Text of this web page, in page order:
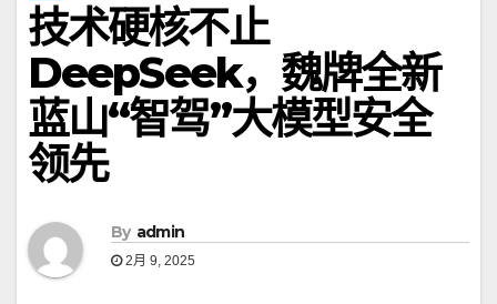
技术硬核不止
DeepSeek，魏牌全新
蓝山“智驾”大模型安全
领先
By admin
2月 9, 2025